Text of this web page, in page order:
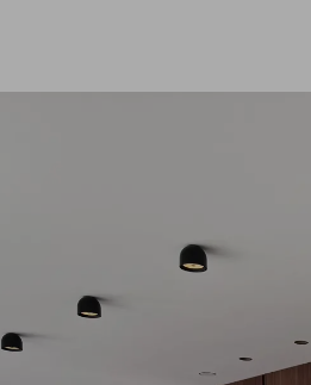
In beeld